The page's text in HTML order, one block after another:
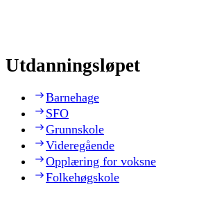
Utdanningsløpet
Barnehage
SFO
Grunnskole
Videregående
Opplæring for voksne
Folkehøgskole